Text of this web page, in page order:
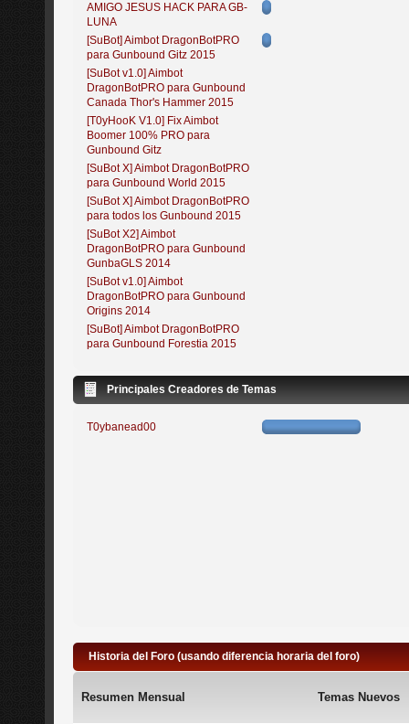
AMIGO JESUS HACK PARA GB-
LUNA
[SuBot] Aimbot DragonBotPRO
para Gunbound Gitz 2015
[SuBot v1.0] Aimbot
DragonBotPRO para Gunbound
Canada Thor's Hammer 2015
[T0yHooK V1.0] Fix Aimbot
Boomer 100% PRO para
Gunbound Gitz
[SuBot X] Aimbot DragonBotPRO
para Gunbound World 2015
[SuBot X] Aimbot DragonBotPRO
para todos los Gunbound 2015
[SuBot X2] Aimbot
DragonBotPRO para Gunbound
GunbaGLS 2014
[SuBot v1.0] Aimbot
DragonBotPRO para Gunbound
Origins 2014
[SuBot] Aimbot DragonBotPRO
para Gunbound Forestia 2015
Principales Creadores de Temas
T0ybanead00
Historia del Foro (usando diferencia horaria del foro)
Resumen Mensual Temas Nuevos